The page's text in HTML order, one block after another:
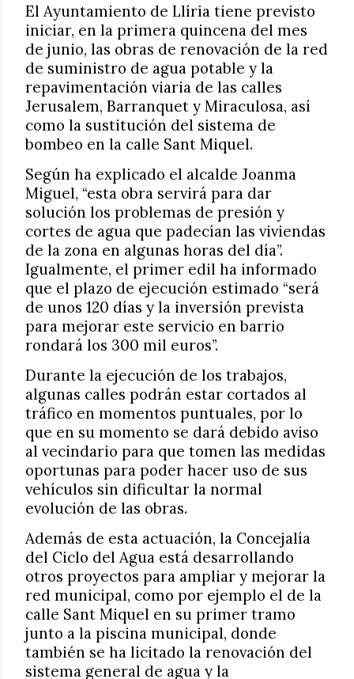
El Ayuntamiento de Llíria tiene previsto
iniciar, en la primera quincena del mes
de junio, las obras de renovación de la red
de suministro de agua potable y la
repavimentación viaria de las calles
Jerusalem, Barranquet y Miraculosa, así
como la sustitución del sistema de
bombeo en la calle Sant Miquel.
Según ha explicado el alcalde Joanma
Miguel, “esta obra servirá para dar
solución los problemas de presión y
cortes de agua que padecían las viviendas
de la zona en algunas horas del día”.
Igualmente, el primer edil ha informado
que el plazo de ejecución estimado “será
de unos 120 días y la inversión prevista
para mejorar este servicio en barrio
rondará los 300 mil euros”.
Durante la ejecución de los trabajos,
algunas calles podrán estar cortados al
tráfico en momentos puntuales, por lo
que en su momento se dará debido aviso
al vecindario para que tomen las medidas
oportunas para poder hacer uso de sus
vehículos sin dificultar la normal
evolución de las obras.
Además de esta actuación, la Concejalía
del Ciclo del Agua está desarrollando
otros proyectos para ampliar y mejorar la
red municipal, como por ejemplo el de la
calle Sant Miquel en su primer tramo
junto a la piscina municipal, donde
también se ha licitado la renovación del
sistema general de agua y la